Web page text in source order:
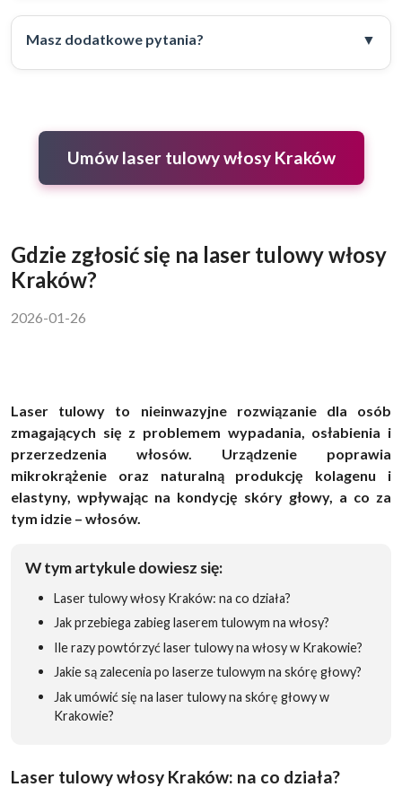
Masz dodatkowe pytania?
Umów laser tulowy włosy Kraków
Gdzie zgłosić się na laser tulowy włosy
Kraków?
2026-01-26
Laser tulowy to nieinwazyjne rozwiązanie dla osób
zmagających się z problemem wypadania, osłabienia i
przerzedzenia włosów. Urządzenie poprawia
mikrokrążenie oraz naturalną produkcję kolagenu i
elastyny, wpływając na kondycję skóry głowy, a co za
tym idzie – włosów.
W tym artykule dowiesz się:
Laser tulowy włosy Kraków: na co działa?
Jak przebiega zabieg laserem tulowym na włosy?
Ile razy powtórzyć laser tulowy na włosy w Krakowie?
Jakie są zalecenia po laserze tulowym na skórę głowy?
Jak umówić się na laser tulowy na skórę głowy w
Krakowie?
Laser tulowy włosy Kraków: na co działa?